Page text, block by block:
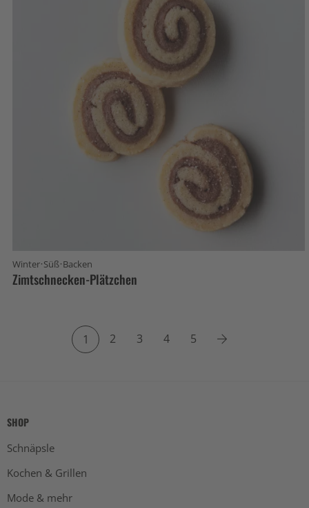
Winter·Süß·Backen
Zimtschnecken-Plätzchen
1 2 3 4 5
SHOP
Schnäpsle
Kochen & Grillen
Mode & mehr